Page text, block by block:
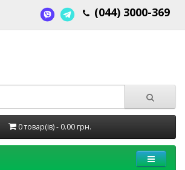
(044) 3000-369
0 товар(ів) - 0.00 грн.